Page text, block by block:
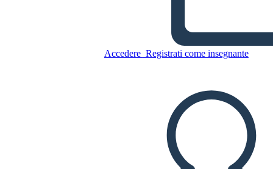
Accedere Registrati come insegnante
אלי ויזל לילה ציר הזמן
CREARE UNO STORYBOARD
RIPRODURRE LA PRESENTAZIONE
LEGGIMI